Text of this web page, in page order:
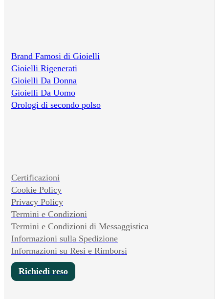
Brand Famosi di Gioielli
Gioielli Rigenerati
Gioielli Da Donna
Gioielli Da Uomo
Orologi di secondo polso
Certificazioni
Cookie Policy
Privacy Policy
Termini e Condizioni
Termini e Condizioni di Messaggistica
Informazioni sulla Spedizione
Informazioni su Resi e Rimborsi
Richiedi reso